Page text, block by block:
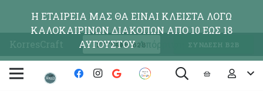
KorresCraft ΕΓΓΡΑΦΗ Β2Β ΣΥΝΔΕΣΗ Β2Β
Η ΕΤΑΙΡΕΙΑ ΜΑΣ ΘΑ ΕΙΝΑΙ ΚΛΕΙΣΤΑ ΛΟΓΩ
ΚΑΛΟΚΑΙΡΙΝΩΝ ΔΙΑΚΟΠΩΝ ΑΠΟ 10 ΕΩΣ 18
ΑΥΓΟΥΣΤΟΥΑπόρριψη